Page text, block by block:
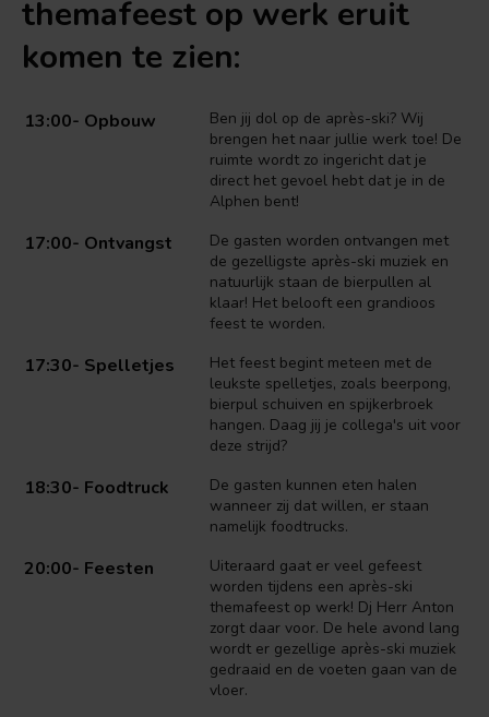
themafeest op werk eruit
komen te zien:
13:00- Opbouw
Ben jij dol op de après-ski? Wij
brengen het naar jullie werk toe! De
ruimte wordt zo ingericht dat je
direct het gevoel hebt dat je in de
Alphen bent!
17:00- Ontvangst
De gasten worden ontvangen met
de gezelligste après-ski muziek en
natuurlijk staan de bierpullen al
klaar! Het belooft een grandioos
feest te worden.
17:30- Spelletjes
Het feest begint meteen met de
leukste spelletjes, zoals beerpong,
bierpul schuiven en spijkerbroek
hangen. Daag jij je collega's uit voor
deze strijd?
18:30- Foodtruck
De gasten kunnen eten halen
wanneer zij dat willen, er staan
namelijk foodtrucks.
20:00- Feesten
Uiteraard gaat er veel gefeest
worden tijdens een après-ski
themafeest op werk! Dj Herr Anton
zorgt daar voor. De hele avond lang
wordt er gezellige après-ski muziek
gedraaid en de voeten gaan van de
vloer.